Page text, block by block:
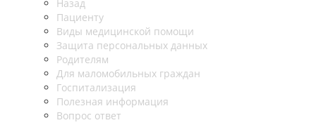
Назад
Пациенту
Виды медицинской помощи
Защита персональных данных
Родителям
Для маломобильных граждан
Госпитализация
Полезная информация
Вопрос ответ